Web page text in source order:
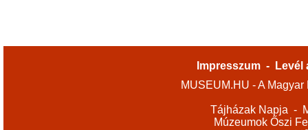
Impresszum -
Levél
MUSEUM.HU - A
Tájházak Napja -
Múzeumok Őszi